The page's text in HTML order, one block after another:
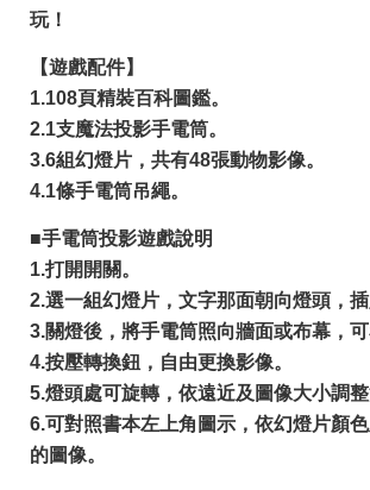
玩！
【遊戲配件】
1.108頁精裝百科圖鑑。
2.1支魔法投影手電筒。
3.6組幻燈片，共有48張動物影像。
4.1條手電筒吊繩。
■手電筒投影遊戲說明
1.打開開關。
2.選一組幻燈片，文字那面朝向燈頭，插
3.關燈後，將手電筒照向牆面或布幕，可
4.按壓轉換鈕，自由更換影像。
5.燈頭處可旋轉，依遠近及圖像大小調整
6.可對照書本左上角圖示，依幻燈片顏
的圖像。